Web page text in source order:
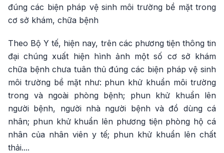
đúng các biện pháp vệ sinh môi trường bề mặt trong
cơ sở khám, chữa bệnh
Theo Bộ Y tế, hiện nay, trên các phương tiện thông tin
đại chúng xuất hiện hình ảnh một số cơ sở khám
chữa bệnh chưa tuân thủ đúng các biện pháp vệ sinh
môi trường bề mặt như: phun khử khuẩn môi trường
trong và ngoài phòng bệnh; phun khử khuẩn lên
người bệnh, người nhà người bệnh và đồ dùng cá
nhân; phun khử khuẩn lên phương tiện phòng hộ cá
nhân của nhân viên y tế; phun khử khuẩn lên chất
thải....